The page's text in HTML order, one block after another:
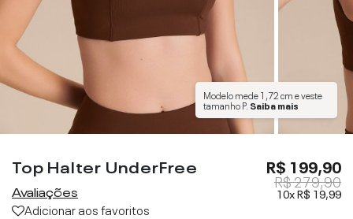
Modelo mede1,72 cme veste
tamanhoP. Saiba mais
Top Halter UnderFree
Avaliações
Adicionar aos favoritos
R$ 199,90
R$ 279,90
10xR$ 19,99